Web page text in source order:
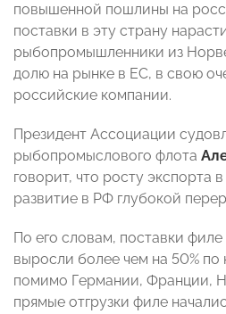
повышенной пошлины на
поставки в эту страну
рыбопромышленники из
долю на рынке в ЕС, в свою
российские компании.
Президент Ассоциации
рыбопромыслового флота
говорит, что росту экспорта
развитие в РФ глубокой
По его словам, поставки
выросли более чем на 50% по
помимо Германии, Франции,
прямые отгрузки филе